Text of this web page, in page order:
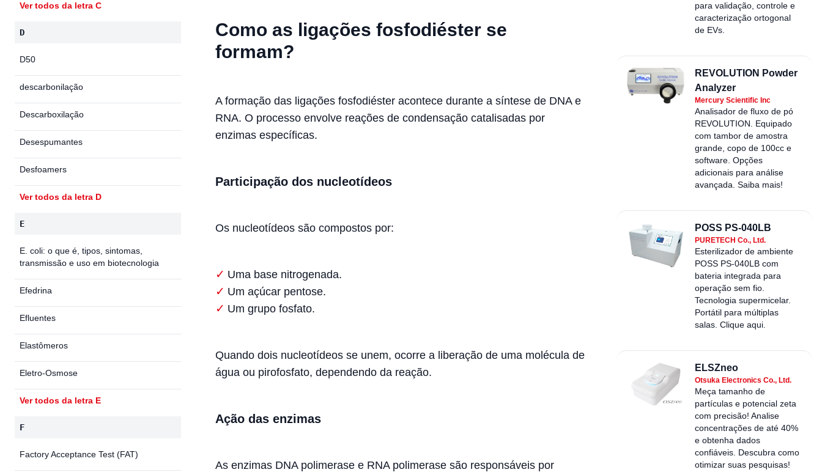
Como as ligações fosfodiéster se
formam?
A formação das ligações fosfodiéster acontece durante a síntese de DNA e
RNA. O processo envolve reações de condensação catalisadas por
enzimas específicas.
Participação dos nucleotídeos
Os nucleotídeos são compostos por:
Uma base nitrogenada.
Um açúcar pentose.
Um grupo fosfato.
Quando dois nucleotídeos se unem, ocorre a liberação de uma molécula de
água ou pirofosfato, dependendo da reação.
Ação das enzimas
As enzimas DNA polimerase e RNA polimerase são responsáveis por
Ver todos da letra C
D
D50
descarbonilação
Descarboxilação
Desespumantes
Desfoamers
Ver todos da letra D
E
E. coli: o que é, tipos, sintomas,
transmissão e uso em biotecnologia
Efedrina
Efluentes
Elastômeros
Eletro-Osmose
Ver todos da letra E
F
Factory Acceptance Test (FAT)
para validação, controle e
caracterização ortogonal
de EVs.
REVOLUTION Powder
Analyzer
Mercury Scientific Inc
Analisador de fluxo de pó
REVOLUTION. Equipado
com tambor de amostra
grande, copo de 100cc e
software. Opções
adicionais para análise
avançada. Saiba mais!
POSS PS-040LB
PURETECH Co., Ltd.
Esterilizador de ambiente
POSS PS-040LB com
bateria integrada para
operação sem fio.
Tecnologia supermicelar.
Portátil para múltiplas
salas. Clique aqui.
ELSZneo
Otsuka Electronics Co., Ltd.
Meça tamanho de
partículas e potencial zeta
com precisão! Analise
concentrações de até 40%
e obtenha dados
confiáveis. Descubra como
otimizar suas pesquisas!